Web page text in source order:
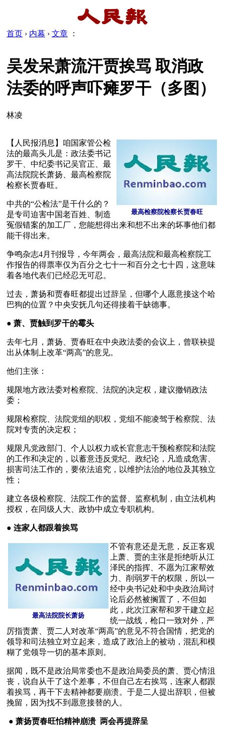
首页 › 内幕 › 文章 ：
吴发呆萧流汗贾挨骂 取消政
法委的呼声吓瘫罗干（多图）
林凌
最高检察院检察长贾春旺
【人民报消息】咱国家管公检
法的最高头儿是：政法委书记
罗干、中纪委书记吴官正、最
高法院院长萧扬、最高检察院
检察长贾春旺。
中共的“公检法”是干什么的？
是专司迫害中国老百姓、制造
冤假错案的加工厂，您能想得出来和想不出来的坏事他们都
能干得出来。
争鸣杂志4月刊报导，今年两会，最高法院和最高检察院工
作报告的得票率仅为百分之七十一和百分之七十四，这意味
着各地代表们已经忍无可忍。
过去，萧扬和贾春旺都提出过辞呈，但哪个人愿意接这个哈
巴狗的位置？中央安抚几句还得接着干缺德事。
● 萧、贾触到罗干的霉头
去年七月，萧扬、贾春旺在中央政法委的会议上，曾联袂提
出从体制上改革“两高”的意见。
他们主张：
规限地方政法委对检察院、法院的决定权，建议撤销政法
委；
规限检察院、法院党组的职权，党组不能凌驾于检察院、法
院对专责的决定权；
规限凡党政部门、个人以权力或长官意志干预检察院和法院
的工作和决定的，以蓄意违反党纪、政纪论，凡造成危害、
损害司法工作的，要依法追究，以维护法治的地位及其独立
性；
建立各级检察院、法院工作的监督、监察机制，由立法机构
授权，在同级人大、政协中成立专职机构。
● 连家人都跟着挨骂
最高法院院长萧扬
不管有意还是无意，反正客观
上萧、贾的主张是拒绝听从江
泽民的指挥、不愿为江家帮效
力、削弱罗干的权限，所以一
经中央书记处和中央政治局讨
论后必然被搁置了，不但如
此，此次江家帮和罗干建立起
统一战线，枪口一致对外，严
厉指责萧、贾二人对改革“两高”的意见不符合国情，把党的
领导和司法独立对立起来，造成了政治上的被动，混乱和模
糊了党领导一切的基本原则。
据闻，既不是政治局常委也不是政治局委员的萧、贾心情沮
丧，说自从干了这个差事，不但自己左右挨骂，连家人都跟
着挨骂，再干下去精神都要崩溃。于是二人提出辞职，但被
挽留，因为找不到愿意接替的人。
● 萧扬贾春旺怕精神崩溃  两会再提辞呈